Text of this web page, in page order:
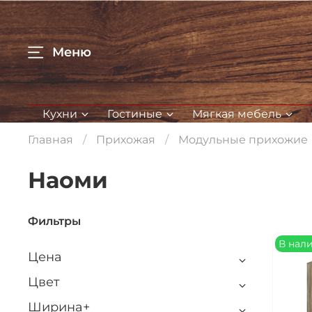
Меню
Кухни Гостиные Мягкая мебель
Главная
Прихожая Модульные прихожие
Наоми
В
Фильтры
Цена
Цвет
Ширина+